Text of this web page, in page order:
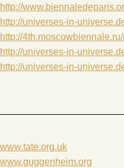
http://
http://universes-in-
http://
http://universes-in-
http://universes-in-
www.tate.org.uk
www.guggenheim.org